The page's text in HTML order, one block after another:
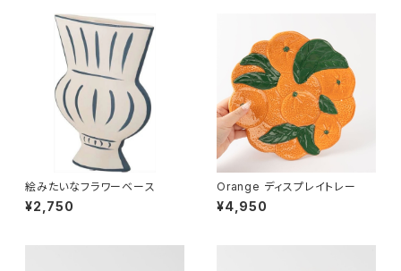
絵みたいなフラワーベース
¥2,750
Orange ディスプレイトレー
¥4,950